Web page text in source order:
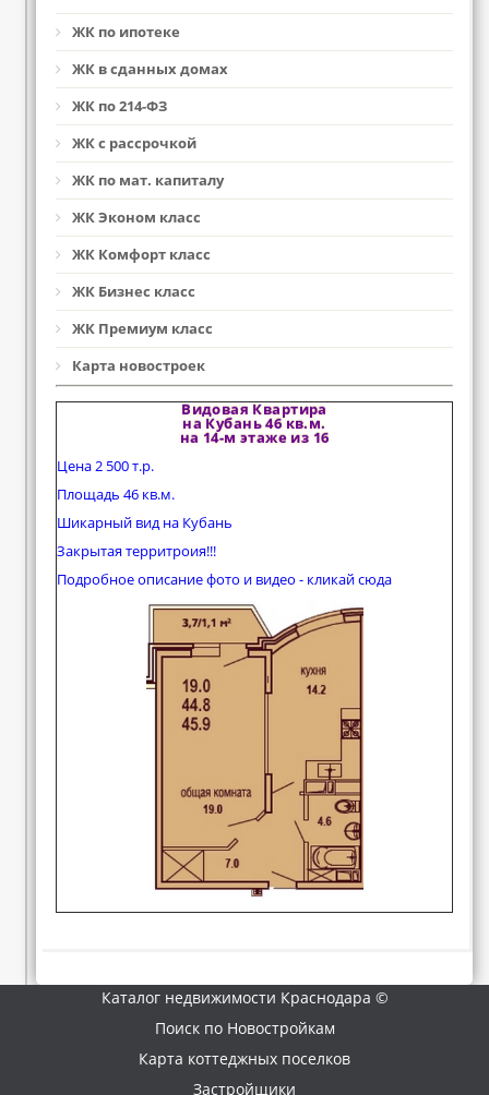
ЖК по ипотеке
ЖК в сданных домах
ЖК по 214-ФЗ
ЖК с рассрочкой
ЖК по мат. капиталу
ЖК Эконом класс
ЖК Комфорт класс
ЖК Бизнес класс
ЖК Премиум класс
Карта новостроек
Видовая Квартира
на Кубань 46 кв.м.
на 14-м этаже из 16
Цена 2 500 т.р.
Площадь 46 кв.м.
Шикарный вид на Кубань
Закрытая территроия!!!
Подробное описание фото и видео - кликай сюда
Каталог недвижимости Краснодара ©
Поиск по Новостройкам
Карта коттеджных поселков
Застройщики